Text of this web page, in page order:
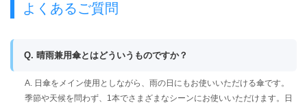
よくあるご質問
Q. 晴雨兼用傘とはどういうものですか？
A. 日傘をメイン使用としながら、雨の日にもお使いいただける傘です。
季節や天候を問わず、1本でさまざまなシーンにお使いいただけます。日